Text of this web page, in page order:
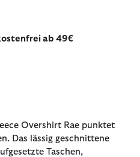
ab 49€
Overshirt Rae punktet
Das lässig geschnittene
Taschen,